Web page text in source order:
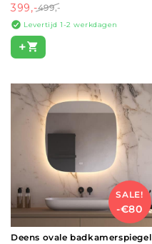
399,-499,-
Levertijd 1-2 werkdagen
+
SALE!
-€80
Deens ovale badkamerspiegel